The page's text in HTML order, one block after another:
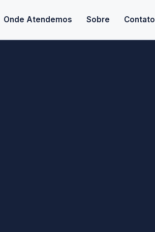
Onde Atendemos Sobre Contato